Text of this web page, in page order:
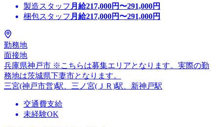
製造スタッフ 月給217,000円〜291,000円
梱包スタッフ 月給217,000円〜291,000円
勤務地
面接地
兵庫県神戸市 ※こちらは募集エリアとなります。実際の勤
務地は茨城県下妻市となります。
三宮(神戸市営)駅、三ノ宮(ＪＲ)駅、新神戸駅
交通費支給
未経験OK